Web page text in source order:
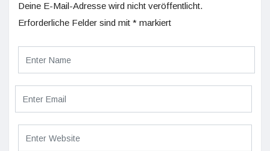
Deine E-Mail-Adresse wird nicht veröffentlicht.
Erforderliche Felder sind mit * markiert